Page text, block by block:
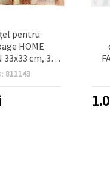
pentru
HOME
33x33 cm, 3
Pastel -
811143